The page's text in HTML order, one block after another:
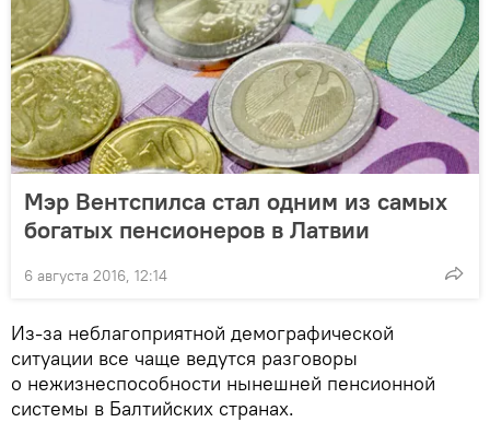
Мэр Вентспилса стал одним из самых
богатых пенсионеров в Латвии
6 августа 2016, 12:14
Из-за неблагоприятной демографической
ситуации все чаще ведутся разговоры
о нежизнеспособности нынешней пенсионной
системы в Балтийских странах.